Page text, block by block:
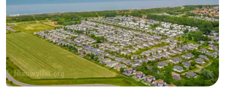
Nieuwvliet-
Bad
Meulinge
EuroParcs
Cadzand
-
Hoogduin
-
Noordzee
Résidence
-
Resort
-